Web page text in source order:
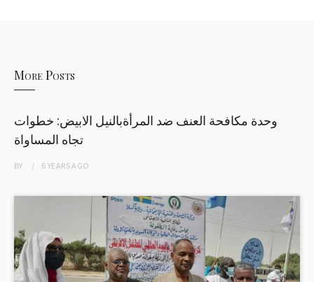
More Posts
وحدة مكافحة العنف ضد المرأةبالنيل الابيض: خطوات
تجاه المساواة
BY 6 YEARSAGO